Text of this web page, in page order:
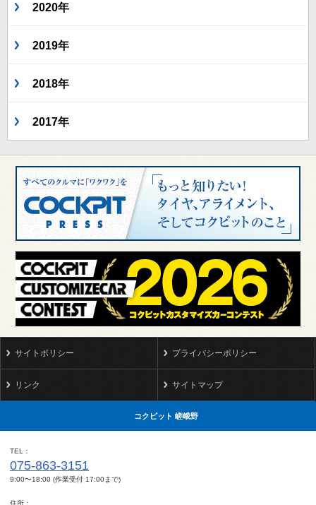
2020年
2019年
2018年
2017年
サイトポリシー プライバシーポリシー
リンク サイトマップ
コクピット 嵯峨野
TEL
075-863-3151
9:00〜18:00 (作業受付 17:00まで)
住所